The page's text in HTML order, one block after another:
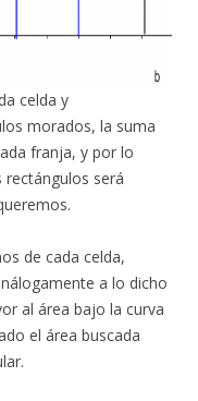
celda y
morados, la suma
franja, y por lo
será
de cada celda,
a lo dicho
al área bajo la curva
el área buscada